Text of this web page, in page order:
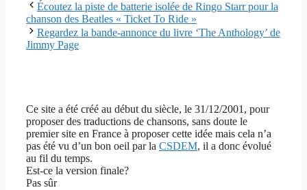
Écoutez la piste de batterie isolée de Ringo Starr pour la
chanson des Beatles « Ticket To Ride »
Regardez la bande-annonce du livre ‘The Anthology’ de
Jimmy Page
Ce site a été créé au début du siècle, le 31/12/2001, pour
proposer des traductions de chansons, sans doute le
premier site en France à proposer cette idée mais cela n’a
pas été vu d’un bon oeil par la CSDEM, il a donc évolué
au fil du temps.
Est-ce la version finale?
Pas sûr